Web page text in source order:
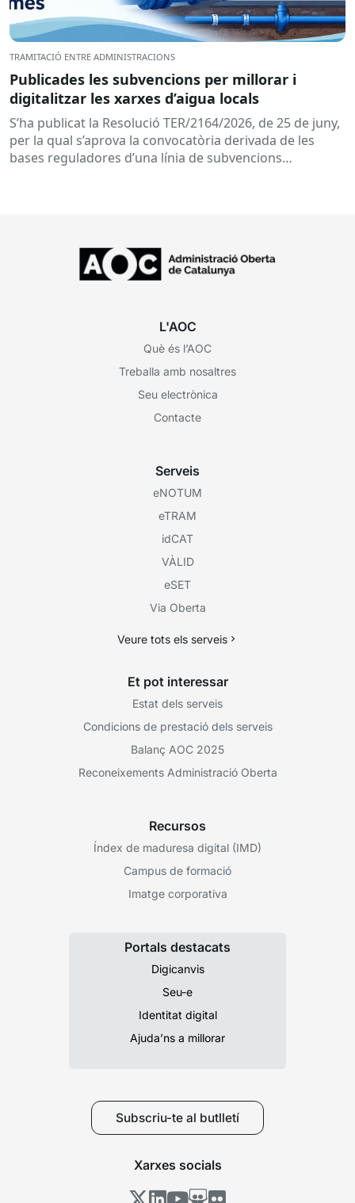
TRAMITACIÓ ENTRE ADMINISTRACIONS
Publicades les subvencions per millorar i
digitalitzar les xarxes d’aigua locals
S’ha publicat la Resolució TER/2164/2026, de 25 de juny,
per la qual s’aprova la convocatòria derivada de les
bases reguladores d’una línia de subvencions
L'AOC
Què és l’AOC
Treballa amb nosaltres
Seu electrònica
Contacte
Serveis
eNOTUM
eTRAM
idCAT
VÀLID
eSET
Via Oberta
Veure tots els serveis
Et pot interessar
Estat dels serveis
Condicions de prestació dels serveis
Balanç AOC 2025
Reconeixements Administració Oberta
Recursos
Índex de maduresa digital (IMD)
Campus de formació
Imatge corporativa
Portals destacats
Digicanvis
Seu-e
Identitat digital
Ajuda’ns a millorar
Subscriu-te al butlletí
Xarxes socials